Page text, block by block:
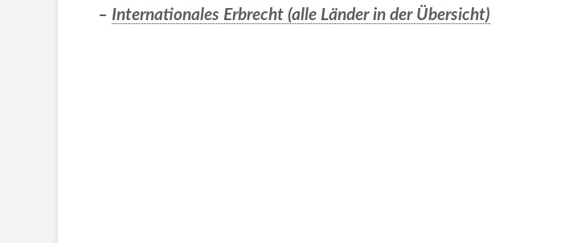
– Internationales Erbrecht (alle Länder in der Übersicht)